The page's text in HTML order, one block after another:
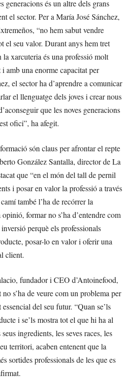
generacions és un altre dels grans
el sector. Per a María José Sánchez,
“no hem sabut vendre
el seu valor. Durant anys hem tret
xarcuteria és una professió molt
amb una enorme capacitat per
el sector ha d’aprendre a comunicar
el llenguatge dels joves i crear nous
que les noves generacions
ofici”, ha afegit.
són claus per afrontar el repte
González Santalla, director de La
que “en el món del tall de pernil
i posar en valor la professió a través
també l’ha de recórrer la
formar no s’ha d’entendre com
perquè els professionals
posar-lo en valor i oferir una
client.
fundador i CEO d’Antoinefood,
s’ha de veure com un problema per
del seu futur. “Quan se’ls
i se’ls mostra tot el que hi ha al
ingredients, les seves races, les
territori, acaben entenent que la
sortides professionals de les que es